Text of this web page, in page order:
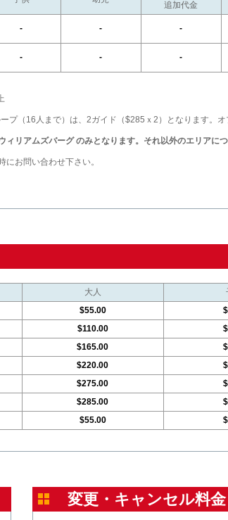
追加代金
- - -
- - -
プ（16人まで）は、2ガイド（$285ｘ2）となります。オ
リアムズバーグ のみとなります。それ以外のエリアに
お問い合わせ下さい。
大人
$55.00
$110.00
$165.00
$220.00
$275.00
$285.00
$55.00
変更・キャンセル料金